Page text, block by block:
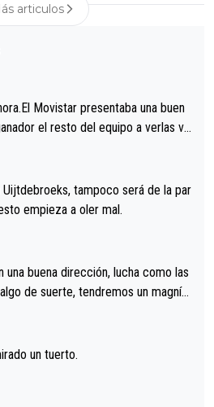
articulos
Movistar presentaba una buen
el resto del equipo a verlas ve
la mejoría de Enric Más en San Seb
sigue la mejoría, podríamos ten
tampoco será de la par
empieza a oler mal.
una buena dirección, lucha como las
de suerte, tendremos un magnífi
un tuerto.